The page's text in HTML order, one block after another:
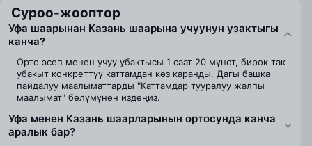
Суроо-жооптор
Уфа шаарынан Казань шаарына учуунун узактыгы
канча?
Орто эсеп менен учуу убактысы 1 саат 20 мүнөт, бирок так
убакыт конкреттүү каттамдан көз каранды. Дагы башка
пайдалуу маалыматтарды "Каттамдар тууралуу жалпы
маалымат" бөлүмүнөн издеңиз.
Уфа менен Казань шаарларынын ортосунда канча
аралык бар?